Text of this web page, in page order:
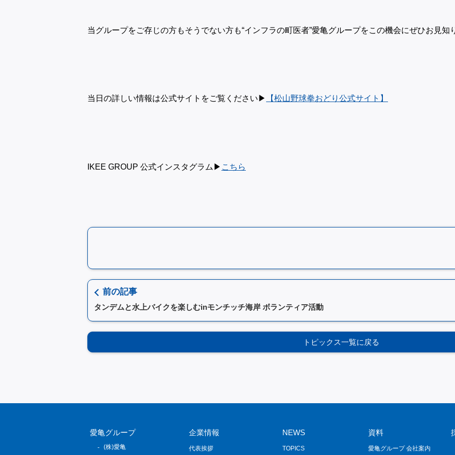
当グループをご存じの方もそうでない方も“インフラの町医者”愛亀グループをこの機会にぜひお見知
当日の詳しい情報は公式サイトをご覧ください▶︎ 【松山野球拳おどり公式サイト】
IKEE GROUP 公式インスタグラム▶︎ こちら
前の記事
タンデムと水上バイクを楽しむinモンチッチ海岸 ボランティア活動
トピックス一覧に戻る
愛亀グループ
(株)愛亀
企業情報
代表挨拶
NEWS
TOPICS
資料
愛亀グループ 会社案内